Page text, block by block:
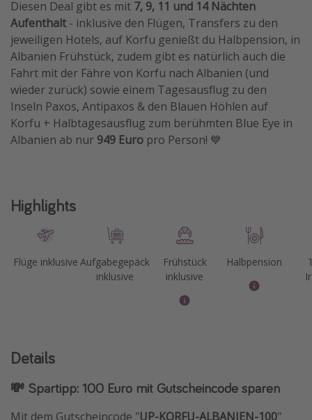
Diesen Deal gibt es mit 7, 9, 11 und 14 Nächten
Aufenthalt- inklusive den Flügen, Transfers zu den
jeweiligen Hotels, auf Korfu genießt du Halbpension, in
Albanien Frühstück, zudem gibt es natürlich auch die
Fahrt mit der Fähre von Korfu nach Albanien (und
wieder zurück) sowie einem Tagesausflug zu den
Inseln Paxos, Antipaxos & den Blauen Höhlen auf
Korfu + Halbtagesausflug zum berühmten Blue Eye in
Albanien ab nur 949 Euro pro Person! 💙
Highlights
Flüge inklusive Aufgabegepäck
inklusive
Frühstück
inklusive
Halbpension
Details
💸 Spartipp: 100 Euro mit Gutscheincode sparen
Mit dem Gutscheincode "UP-KORFU-ALBANIEN-100"